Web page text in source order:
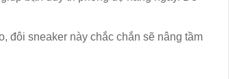
đôi sneaker này chắc chắn sẽ nâng tầm